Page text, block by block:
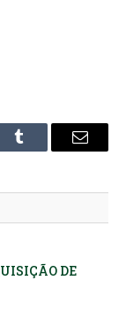
Tumblr
E-
DE